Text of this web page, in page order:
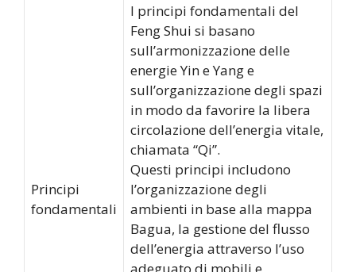
Principi
fondamentali
I principi fondamentali del
Feng Shui si basano
sull’armonizzazione delle
energie Yin e Yang e
sull’organizzazione degli spazi
in modo da favorire la libera
circolazione dell’energia vitale,
chiamata “Qi”.
Questi principi includono
l’organizzazione degli
ambienti in base alla mappa
Bagua, la gestione del flusso
dell’energia attraverso l’uso
adeguato di mobili e